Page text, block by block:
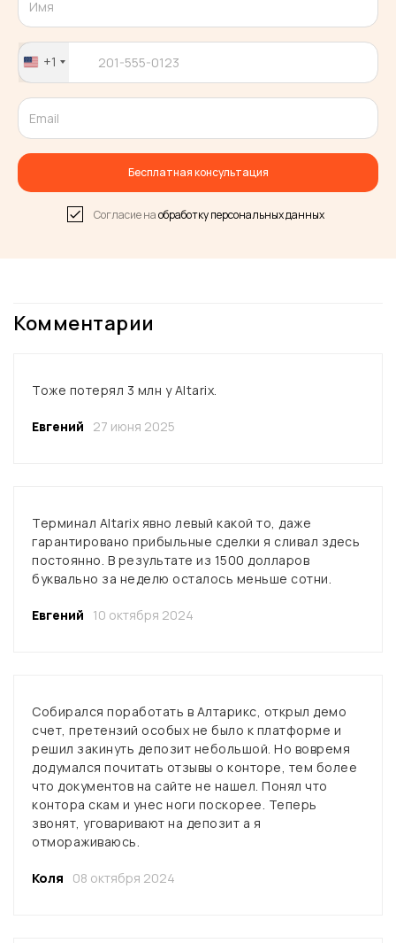
United
States
+1
Бесплатная консультация
Согласие наобработку персональных данных
Комментарии
Тоже потерял 3 млн у Altarix.
Евгений 27 июня 2025
Терминал Altarix явно левый какой то, даже
гарантировано прибыльные сделки я сливал здесь
постоянно. В результате из 1500 долларов
буквально за неделю осталось меньше сотни.
Евгений 10 октября 2024
Собирался поработать в Алтарикс, открыл демо
счет, претензий особых не было к платформе и
решил закинуть депозит небольшой. Но вовремя
додумался почитать отзывы о конторе, тем более
что документов на сайте не нашел. Понял что
контора скам и унес ноги поскорее. Теперь
звонят, уговаривают на депозит а я
отмораживаюсь.
Коля 08 октября 2024